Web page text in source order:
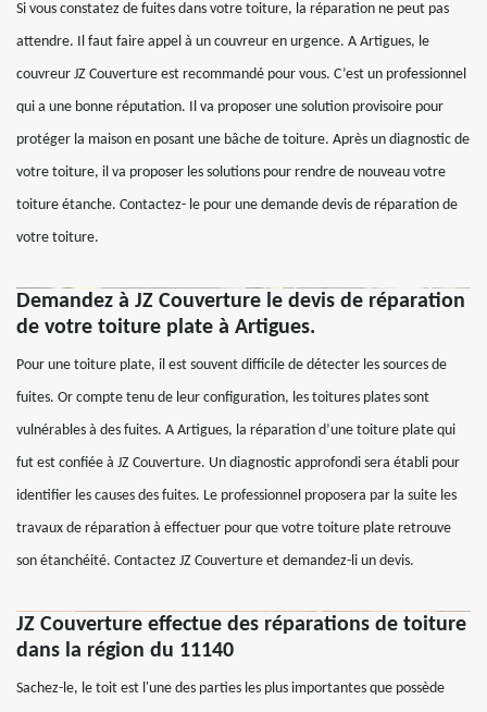
Si vous constatez de fuites dans votre toiture, la réparation ne peut pas
attendre. Il faut faire appel à un couvreur en urgence. A Artigues, le
couvreur JZ Couverture est recommandé pour vous. C’est un professionnel
qui a une bonne réputation. Il va proposer une solution provisoire pour
protéger la maison en posant une bâche de toiture. Après un diagnostic de
votre toiture, il va proposer les solutions pour rendre de nouveau votre
toiture étanche. Contactez- le pour une demande devis de réparation de
votre toiture.
Demandez à JZ Couverture le devis de réparation
de votre toiture plate à Artigues.
Pour une toiture plate, il est souvent difficile de détecter les sources de
fuites. Or compte tenu de leur configuration, les toitures plates sont
vulnérables à des fuites. A Artigues, la réparation d’une toiture plate qui
fut est confiée à JZ Couverture. Un diagnostic approfondi sera établi pour
identifier les causes des fuites. Le professionnel proposera par la suite les
travaux de réparation à effectuer pour que votre toiture plate retrouve
son étanchéité. Contactez JZ Couverture et demandez-li un devis.
JZ Couverture effectue des réparations de toiture
dans la région du 11140
Sachez-le, le toit est l'une des parties les plus importantes que possède